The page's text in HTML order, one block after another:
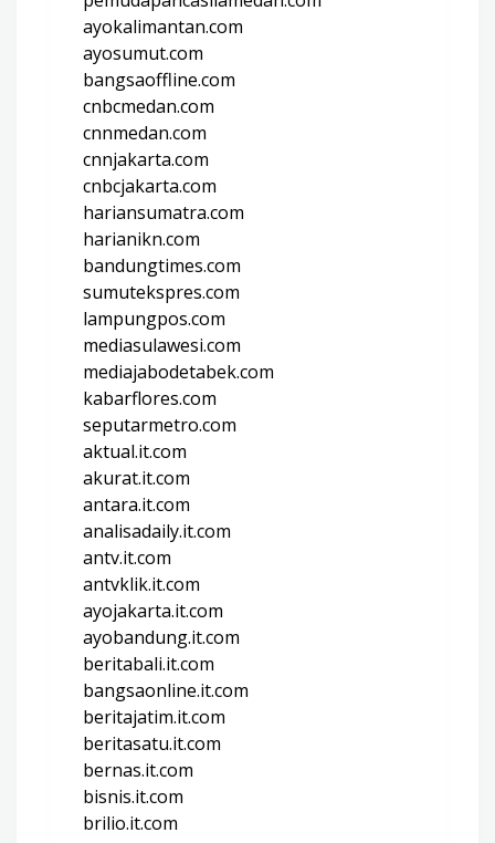
ayokalimantan.com
ayosumut.com
bangsaoffline.com
cnbcmedan.com
cnnmedan.com
cnnjakarta.com
cnbcjakarta.com
hariansumatra.com
harianikn.com
bandungtimes.com
sumutekspres.com
lampungpos.com
mediasulawesi.com
mediajabodetabek.com
kabarflores.com
seputarmetro.com
aktual.it.com
akurat.it.com
antara.it.com
analisadaily.it.com
antv.it.com
antvklik.it.com
ayojakarta.it.com
ayobandung.it.com
beritabali.it.com
bangsaonline.it.com
beritajatim.it.com
beritasatu.it.com
bernas.it.com
bisnis.it.com
brilio.it.com